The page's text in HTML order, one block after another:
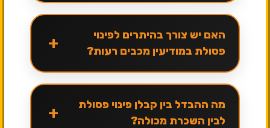
האם יש צורך בהיתרים לפינוי
פסולת במודיעין מכבים רעות?
+
מה ההבדל בין קבלן פינוי פסולת
לבין השכרת מכולה?
+